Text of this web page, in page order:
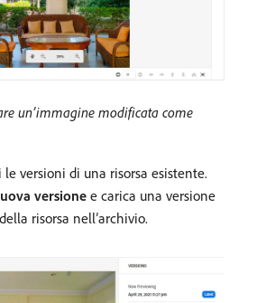
un’immagine modificata come
le versioni di una risorsa esistente.
versione e carica una versione
risorsa nell’archivio.